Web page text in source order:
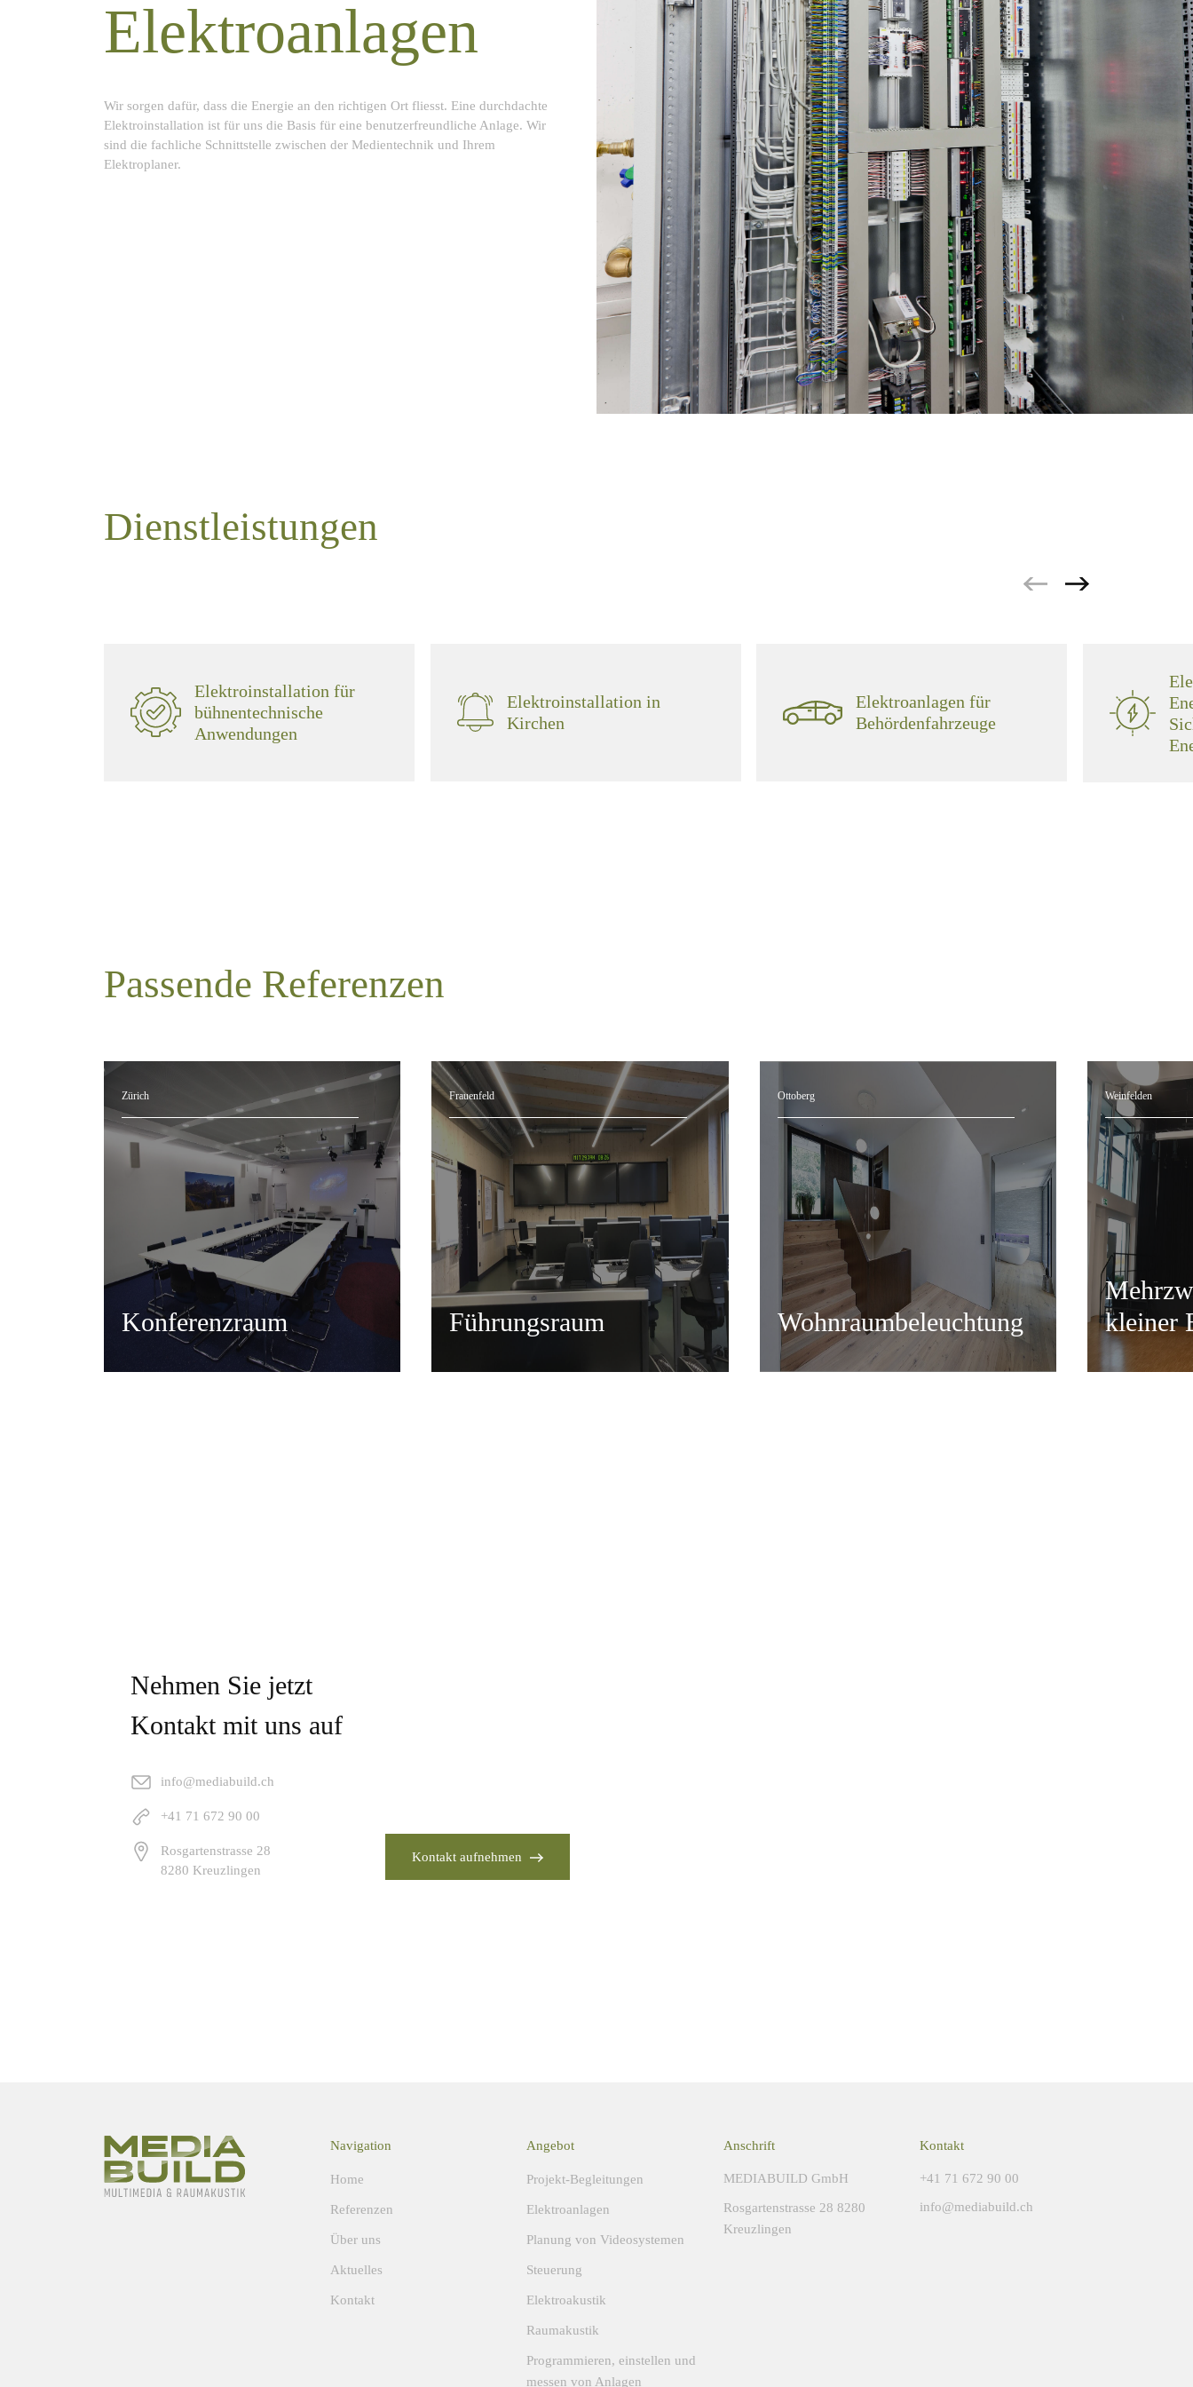
Elektroanlagen
Wir sorgen dafür, dass die Energie an den richtigen Ort fliesst. Eine durchdachte
Elektroinstallation ist für uns die Basis für eine benutzerfreundliche Anlage. Wir
sind die fachliche Schnittstelle zwischen der Medientechnik und Ihrem
Elektroplaner.
Dienstleistungen
Elektroinstallation für
bühnentechnische
Anwendungen
Elektroinstallation in
Kirchen
Elektroanlagen für
Behördenfahrzeuge
Passende Referenzen
Zürich
Konferenzraum
Frauenfeld
Führungsraum
Ottoberg
Wohnraumbeleuchtung
Weinfelden
kleiner
Nehmen Sie jetzt
Kontakt mit uns auf
info@mediabuild.ch
+41 71 672 90 00
Rosgartenstrasse 28
8280 Kreuzlingen
Kontakt aufnehmen
Navigation
Home
Referenzen
Über uns
Aktuelles
Kontakt
Angebot
Projekt-Begleitungen
Elektroanlagen
Planung von Videosystemen
Steuerung
Elektroakustik
Raumakustik
Programmieren, einstellen und
messen von Anlagen
Anschrift
MEDIABUILD GmbH
Rosgartenstrasse 28 8280
Kreuzlingen
Kontakt
+41 71 672 90 00
info@mediabuild.ch